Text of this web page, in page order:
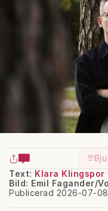
Text: Klara Klingspor
Publicerad 2026-07-08
Bild: Emil Fagander/